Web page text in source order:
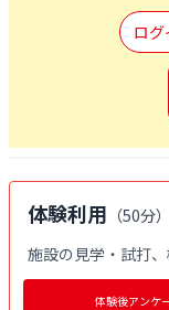
ロ
体験利用 （50分）
施設の見学・試打
体験後アンケ